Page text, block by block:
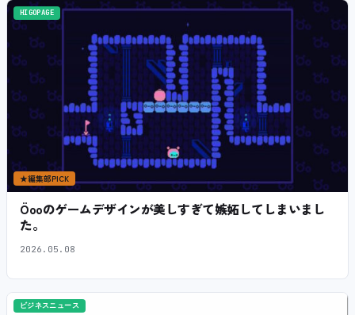
HIGOPAGE
★編集部PICK
Öooのゲームデザインが美しすぎて嫉妬してしまいまし
た。
2026.05.08
ビジネスニュース